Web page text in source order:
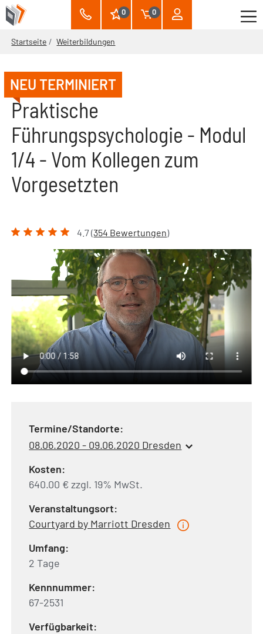
0 0
Startseite Weiterbildungen
NEU TERMINIERT
Praktische
Führungspsychologie - Modul
1/4 - Vom Kollegen zum
Vorgesetzten
4.7 (354 Bewertungen)
Termine/Standorte:
08.06.2020 - 09.06.2020 Dresden
Kosten:
640.00 € zzgl. 19% MwSt.
Veranstaltungsort:
Courtyard by Marriott Dresden
Umfang:
2 Tage
Kennnummer:
67-2531
Verfügbarkeit: